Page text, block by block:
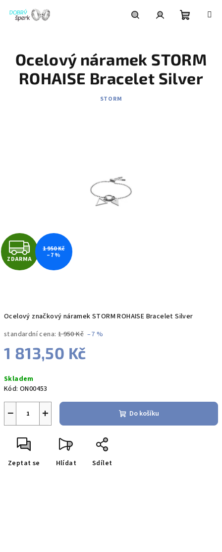
obsah
košík
Ocelový značkový náramek STORM ROHAISE Bracelet Silver
standardní cena: 1 950 Kč –7 %
1 813,50 Kč
cena:
Skladem
Kód: ON00453
+
− Do košíku
Zeptat se Hlídat Sdílet
Ocelový náramek STORM
ROHAISE Bracelet Silver
STORM
Z
D
R
M
A
ZDARMA
1 950 Kč
–7 %